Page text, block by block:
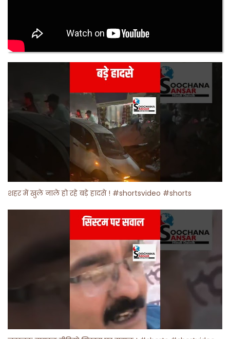
शहर में खुले नाले हो रहे बड़े हादसे ! #shortsvideo #shorts